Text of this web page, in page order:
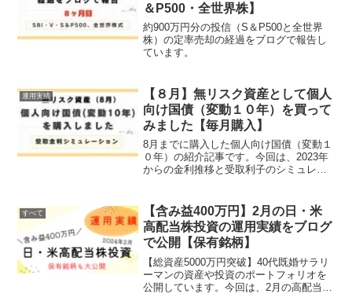
＆P500・全世界株】
約900万円分の投信（S＆P500と全世界
株）の定率売却の経過をブログで報告し
ています。
運用実績
【８月】無リスク資産として個人
向け国債（変動１０年）を買って
みました【毎月購入】
8月までに購入した個人向け国債（変動１
０年）の紹介記事です。今回は、2023年
からの金利推移と受取利子のシミュレー
すべて
【含み益400万円】2月の日・米
高配当株投資の運用実績をブログ
で公開【保有銘柄】
【総資産5000万円突破】40代既婚サラリ
ーマンの資産や投資のポートフォリオを
公開しています。今回は、2月の高配当株